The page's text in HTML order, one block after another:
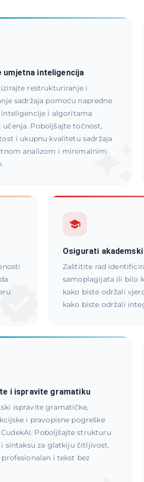
umjetna inteligencija
restrukturiranje i
sadržaja pomoću napredne
i algoritama
učenja. Poboljšajte točnost,
i ukupnu kvalitetu sadržaja
analizom i minimalnim
Osigurati
Zaštitite rad
samoplagijata ili bilo
kako biste održali
kako biste održali
i ispravite gramatiku
ispravite gramatičke,
i pravopisne pogreške
Poboljšajte strukturu
i sintaksu za glatkiju čitljivost,
profesionalan i tekst bez